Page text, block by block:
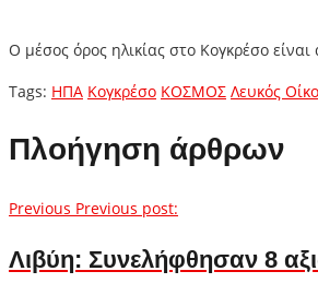
Ο μέσος όρος ηλικίας στο Κογκρέσο
Tags: ΗΠΑ Κογκρέσο ΚΟΣΜΟΣ Λευκός
Πλοήγηση άρθρων
Previous Previous post:
Λιβύη: Συνελήφθησαν 8